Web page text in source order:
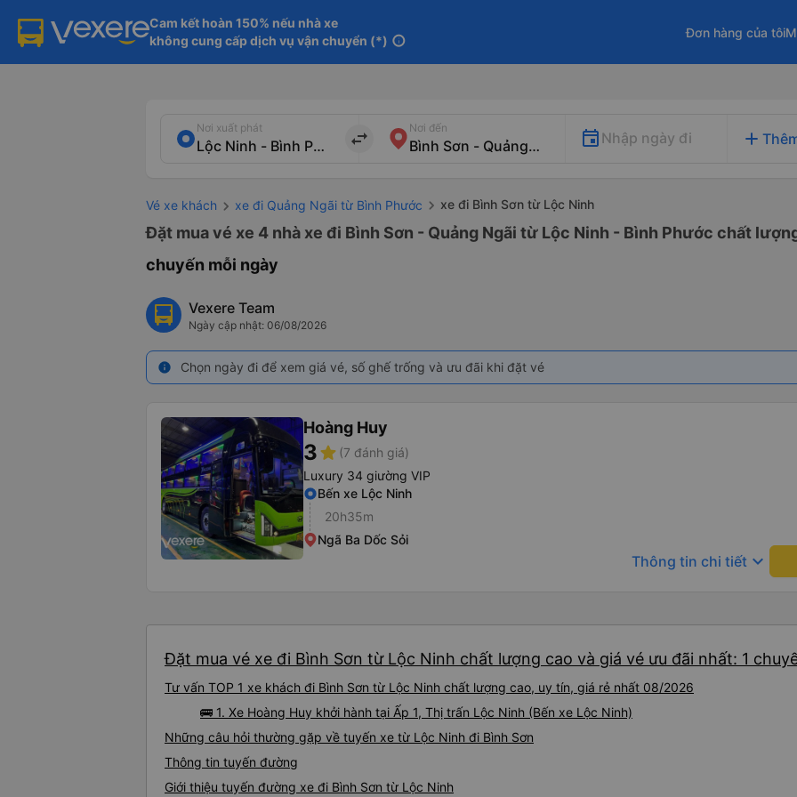
Cam kết hoàn 150% nếu nhà xe
không cung cấp dịch vụ vận chuyển (*) info
Đơn hàng của tôi
Nơi xuất phát
import_export
Nơi đến
Nhập ngày đi add
Vé xe khách xe đi Quảng Ngãi từ Bình Phước xe đi Bình Sơn từ Lộc Ninh
Đặt mua vé xe 4 nhà xe đi Bình Sơn - Quảng Ngãi từ Lộc Ninh - Bình Phước chất
chuyến mỗi ngày
Vexere Team
Ngày cập nhật: 06/08/2026
info Chọn ngày đi để xem giá vé, số ghế trống và ưu đãi khi đặt vé
Hoàng Huy
3star (7 đánh giá)
Luxury 34 giường VIP
Bến xe Lộc Ninh
20h35m
Ngã Ba Dốc Sỏi
Thông tin chi tiết keyboard_arrow_down
Đặt mua vé xe đi Bình Sơn từ Lộc Ninh chất lượng cao và giá vé ưu đãi nhất: 1
Tư vấn TOP 1 xe khách đi Bình Sơn từ Lộc Ninh chất lượng cao, uy tín, giá rẻ nhất 08/2026
🚌 1. Xe Hoàng Huy khởi hành tại Ấp 1, Thị trấn Lộc Ninh (Bến xe Lộc Ninh)
Những câu hỏi thường gặp về tuyến xe từ Lộc Ninh đi Bình Sơn
Thông tin tuyến đường
Giới thiệu tuyến đường xe đi Bình Sơn từ Lộc Ninh